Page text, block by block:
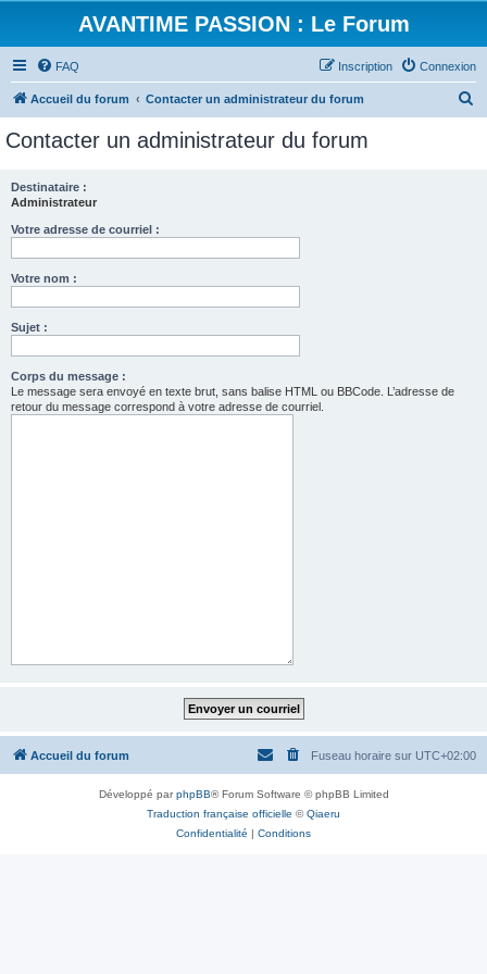
AVANTIME PASSION : Le Forum
FAQ Connexion
Inscription
Accueil du forum Contacter un administrateur du forum
Contacter un administrateur du forum
Destinataire :
Administrateur
Votre adresse de courriel :
Votre nom :
Sujet :
Corps du message :
Le message sera envoyé en texte brut, sans balise HTML ou BBCode. L’adresse de
retour du message correspond à votre adresse de courriel.
Accueil du forum Fuseau horaire sur UTC+02:00
Développé parphpBB® Forum Software © phpBB Limited
Traduction française officielle ©Qiaeru
Confidentialité | Conditions